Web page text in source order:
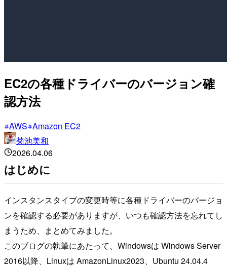
EC2の各種ドライバーのバージョン確
認方法
AWS Amazon EC2
菊池美和
2026.04.06
はじめに
インスタンスタイプの変更時等に各種ドライバーのバージョ
ンを確認する必要がありますが、いつも確認方法を忘れてし
まうため、まとめてみました。
このブログの執筆にあたって、Windowsは Windows Server
2016以降、Linuxは AmazonLinux2023、Ubuntu 24.04.4